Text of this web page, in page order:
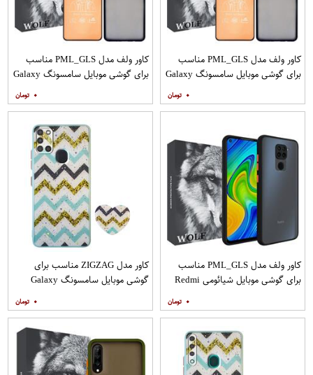
کاور ولف مدل PML_GLS مناسب
برای گوشی موبایل سامسونگ Galaxy
۰
کاور ولف مدل PML_GLS مناسب
برای گوشی موبایل سامسونگ Galaxy
مات
۰
کاور ولف مدل PML_GLS مناسب
برای گوشی موبایل شیائومی Redmi
۰
کاور مدل ZIGZAG مناسب برای
گوشی موبایل سامسونگ Galaxy
۰